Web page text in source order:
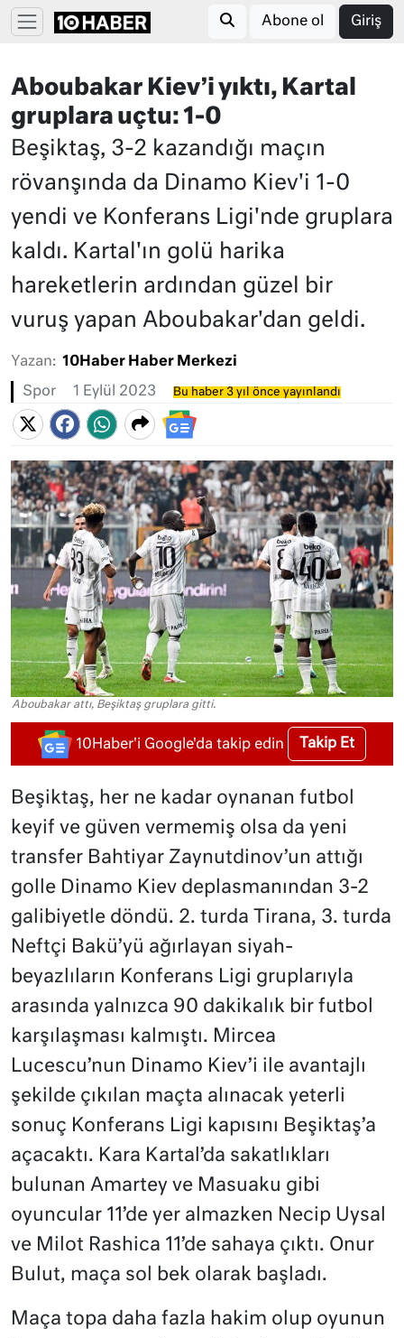
Abone ol Giriş
Aboubakar Kiev’i yıktı, Kartal
gruplara uçtu: 1-0
Beşiktaş, 3-2 kazandığı maçın
rövanşında da Dinamo Kiev'i 1-0
yendi ve Konferans Ligi'nde gruplara
kaldı. Kartal'ın golü harika
hareketlerin ardından güzel bir
vuruş yapan Aboubakar'dan geldi.
Yazan: 10Haber Haber Merkezi
Spor 1 Eylül 2023 Bu haber 3 yıl önce yayınlandı
Aboubakar attı, Beşiktaş gruplara gitti.
10Haber'i Google'da takip edin Takip Et
Beşiktaş, her ne kadar oynanan futbol
keyif ve güven vermemiş olsa da yeni
transfer Bahtiyar Zaynutdinov’un attığı
golle Dinamo Kiev deplasmanından 3-2
galibiyetle döndü. 2. turda Tirana, 3. turda
Neftçi Bakü’yü ağırlayan siyah-
beyazlıların Konferans Ligi gruplarıyla
arasında yalnızca 90 dakikalık bir futbol
karşılaşması kalmıştı. Mircea
Lucescu’nun Dinamo Kiev’i ile avantajlı
şekilde çıkılan maçta alınacak yeterli
sonuç Konferans Ligi kapısını Beşiktaş’a
açacaktı. Kara Kartal’da sakatlıkları
bulunan Amartey ve Masuaku gibi
oyuncular 11’de yer almazken Necip Uysal
ve Milot Rashica 11’de sahaya çıktı. Onur
Bulut, maça sol bek olarak başladı.
Maça topa daha fazla hakim olup oyunun